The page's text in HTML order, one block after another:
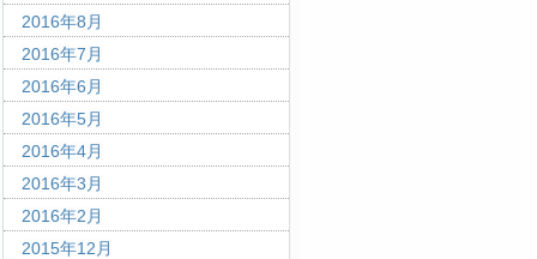
2016年8月
2016年7月
2016年6月
2016年5月
2016年4月
2016年3月
2016年2月
2015年12月